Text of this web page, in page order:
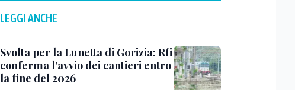
LEGGI ANCHE
Svolta per la Lunetta di Gorizia: Rfi
conferma l’avvio dei cantieri entro
la fine del 2026